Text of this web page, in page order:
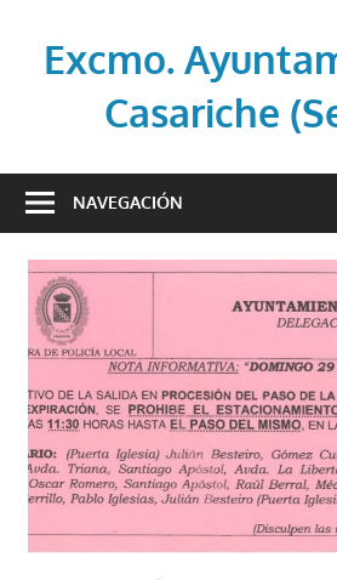
contenidoExcmo.
Casariche
oficial
Ayuntamiento
de
Casariche
(Sevilla)
NAVEGACIÓN